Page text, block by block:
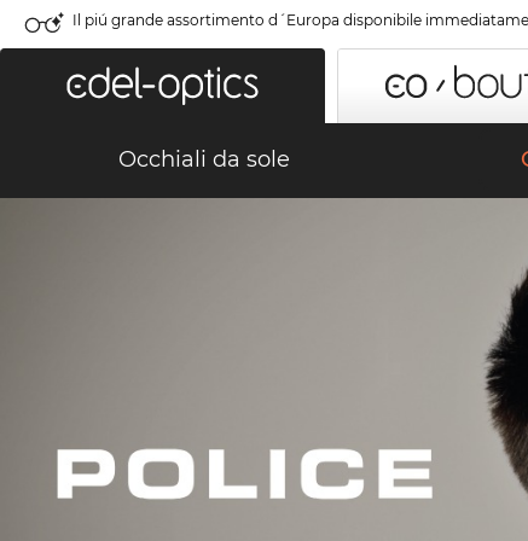
Il piú grande assortimento d´Europa disponibile
Occhiali da sole